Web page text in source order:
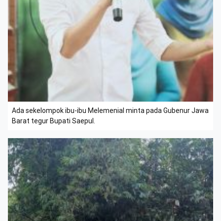
Ada sekelompok ibu-ibu Melemenial minta pada Gubenur Jawa
Barat tegur Bupati Saepul.